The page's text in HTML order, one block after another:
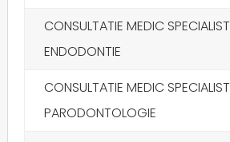
CONSULTATIE MEDIC SPECIALIST
ENDODONTIE
CONSULTATIE MEDIC SPECIALIST
PARODONTOLOGIE